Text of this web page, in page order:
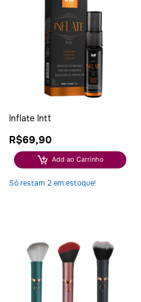
Inflate Intt
R$69,90
Add ao Carrinho
Só restam 2 em estoque!